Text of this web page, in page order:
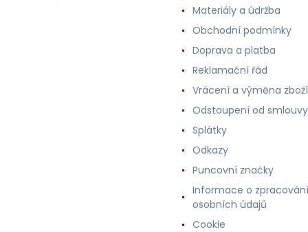
Materiály a údržba
Obchodní podmínky
Doprava a platba
Reklamační řád
Vrácení a výměna zboží
Odstoupení od smlouvy
Splátky
Odkazy
Puncovní značky
Informace o zpracování
osobních údajů
Cookie